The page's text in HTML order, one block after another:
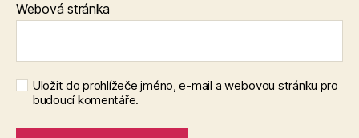
Webová stránka
Uložit do prohlížeče jméno, e-mail a webovou stránku pro
budoucí komentáře.